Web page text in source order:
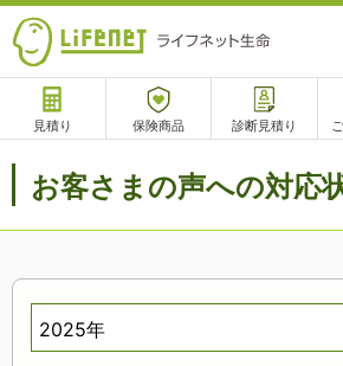
見積り 保険商品 診断見積り
サポート
お客さまの声への対応
2025年